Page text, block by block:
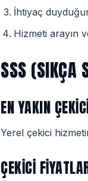
İhtiyaç
Hizmeti arayın
SSS (SIKÇA
EN YAKIN
Yerel çekici
ÇEKICI